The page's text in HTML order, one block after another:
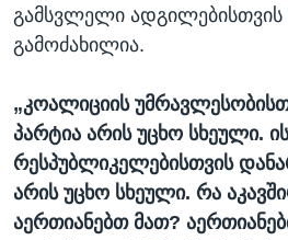
გამსვლელი ადგილებისთვის
გამოძახილია.
„კოალიციის
პარტია არის უცხო სხეული.
რესპუბლიკელებისთვის
არის უცხო სხეული. რა
აერთიანებთ მათ?